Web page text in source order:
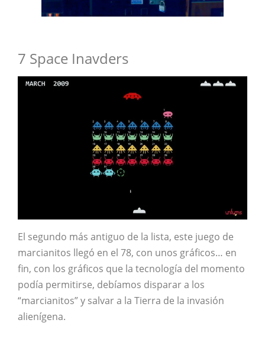
7 Space Inavders
El segundo más antiguo de la lista, este juego de
marcianitos llegó en el 78, con unos gráficos… en
fin, con los gráficos que la tecnología del momento
podía permitirse, debíamos disparar a los
“marcianitos” y salvar a la Tierra de la invasión
alienígena.